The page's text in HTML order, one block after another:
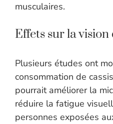
musculaires.
Effets sur la
Plusieurs études ont
consommation de
pourrait améliorer la
réduire la fatigue
personnes exposées